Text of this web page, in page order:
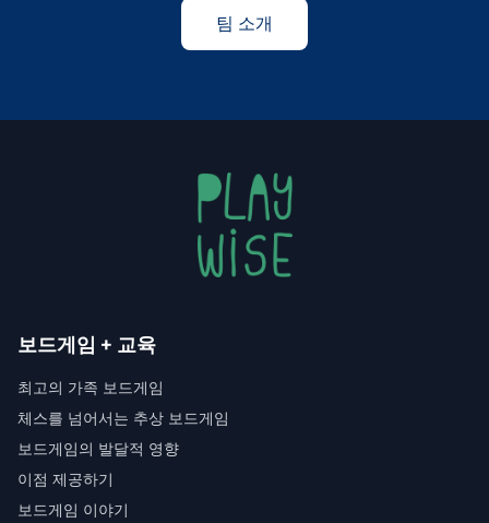
팀 소개
보드게임 + 교육
최고의 가족 보드게임
체스를 넘어서는 추상 보드게임
보드게임의 발달적 영향
이점 제공하기
보드게임 이야기